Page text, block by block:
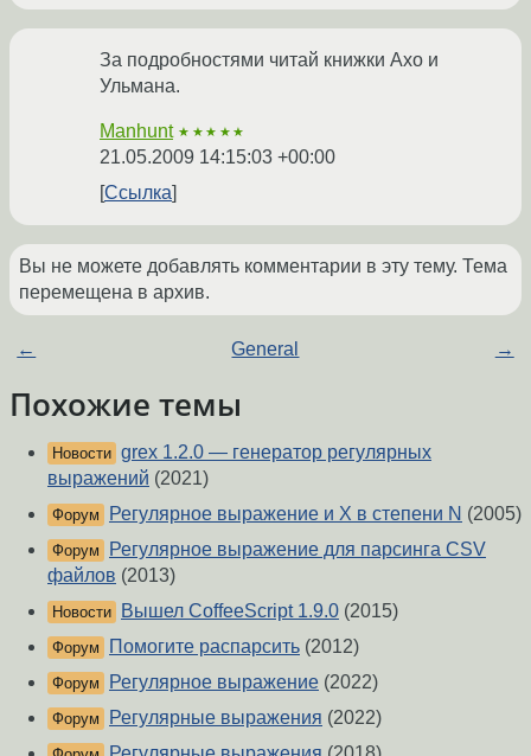
За подробностями читай книжки Ахо и
Ульмана.
Manhunt ★★★★★
21.05.2009 14:15:03 +00:00
Ссылка
Вы не можете добавлять комментарии в эту тему. Тема
перемещена в архив.
← General →
Похожие темы
Новости grex 1.2.0 — генератор регулярных
выражений (2021)
Форум Регулярное выражение и X в степени N (2005)
Форум
Регулярное выражение для парсинга CSV
файлов (2013)
Новости Вышел CoffeeScript 1.9.0 (2015)
Форум Помогите распарсить (2012)
Форум Регулярное выражение (2022)
Форум Регулярные выражения (2022)